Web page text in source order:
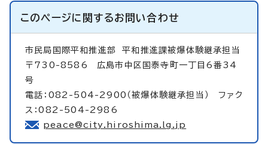
このページに関するお問い合わせ
市民局国際平和推進部平和推進課被爆体験継承担当
〒730-8586 広島市中区国泰寺町一丁目6番34
号
電話：082-504-2900（被爆体験継承担当） ファク
ス：082-504-2986
peace@city.hiroshima.lg.jp